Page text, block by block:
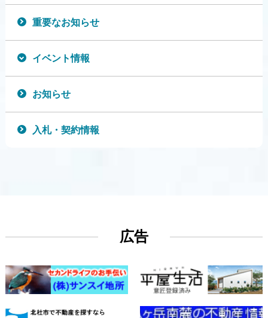
重要なお知らせ
イベント情報
お知らせ
入札・契約情報
広告